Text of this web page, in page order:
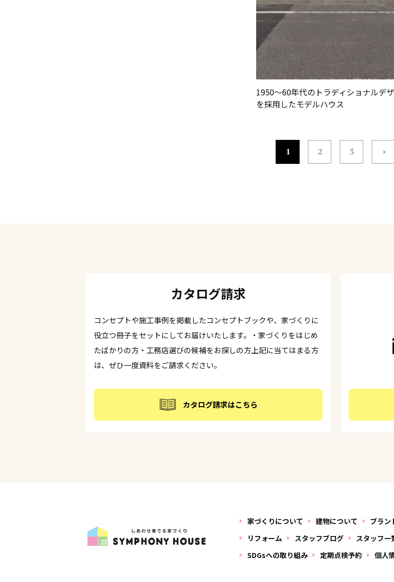
1950～60年代のトラディショナルデ
を採用したモデルハウス
1 2 3
カタログ請求
コンセプトや施工事例を掲載したコンセプトブックや、家づくりに
役立つ冊子をセットにしてお届けいたします。・家づくりをはじめ
たばかりの方・工務店選びの候補をお探しの方上記に当てはまる方
は、ぜひ一度資料をご請求ください。
カタログ請求はこちら
家づくりについて 建物について ブラン
リフォーム
スタッフブログ スタッフ一
SDGsへの取り組み
定期点検予約 個人